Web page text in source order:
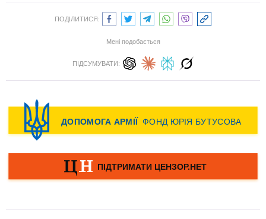
ПОДІЛИТИСЯ:
Мені подобається
ПІДСУМУВАТИ: